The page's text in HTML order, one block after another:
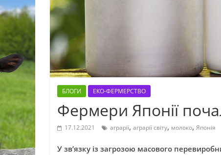
БЛОГИ ЕКО-ФЕРМЕРСТВО
Фермери Японії
17.12.2021 аграрії, аграрії світу, молоко, Японія
У зв’язку із загрозою масового